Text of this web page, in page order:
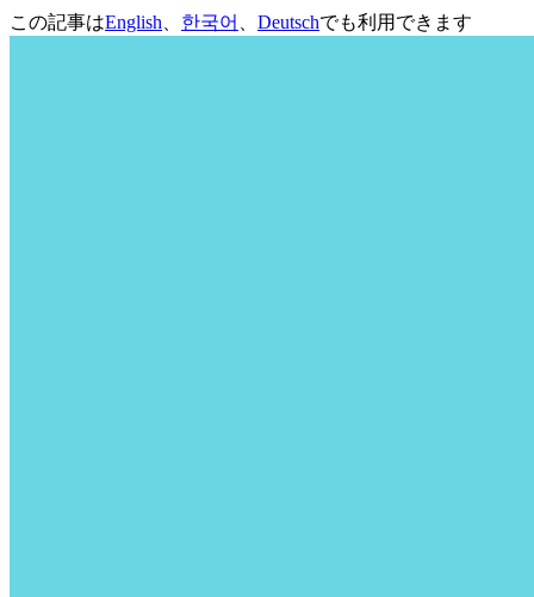
この記事はEnglish 한국어 Deutschでも利用できます